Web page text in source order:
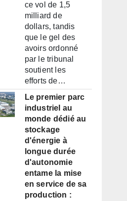
ce vol de 1,5
milliard de
dollars, tandis
que le gel des
avoirs ordonné
par le tribunal
soutient les
efforts de…
Le premier parc
industriel au
monde dédié au
stockage
d'énergie à
longue durée
d'autonomie
entame la mise
en service de sa
production :